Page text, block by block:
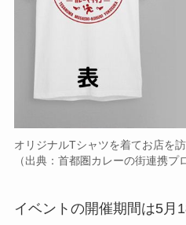
オリジナルTシャツを着てお店を
（出典：首都圏カレーの街連携プ
イベントの開催期間は5月